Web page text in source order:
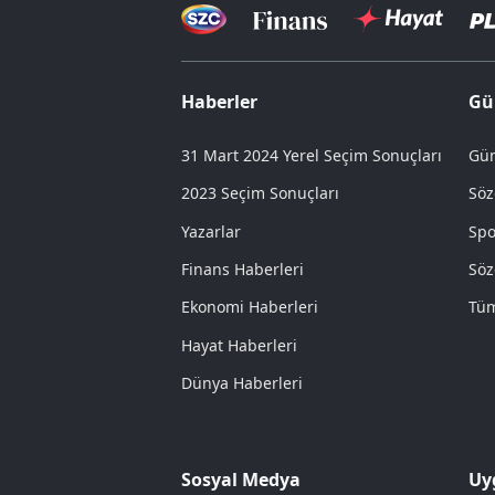
Haberler
31 Mart 2024 Yerel Seçim Sonuçları
2023 Seçim Sonuçları
Yazarlar
Finans Haberleri
Ekonomi Haberleri
Hayat Haberleri
Dünya Haberleri
Sosyal Medya